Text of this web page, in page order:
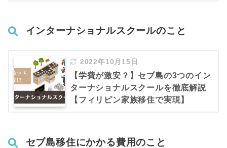
インターナショナルスクールのこと
2022年10月15日
【学費が激安？】セブ島の3つのイン
ターナショナルスクールを徹底解説
【フィリピン家族移住で実現】
セブ島移住にかかる費用のこと